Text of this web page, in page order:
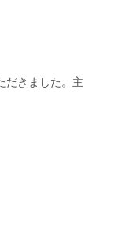
だきました。主